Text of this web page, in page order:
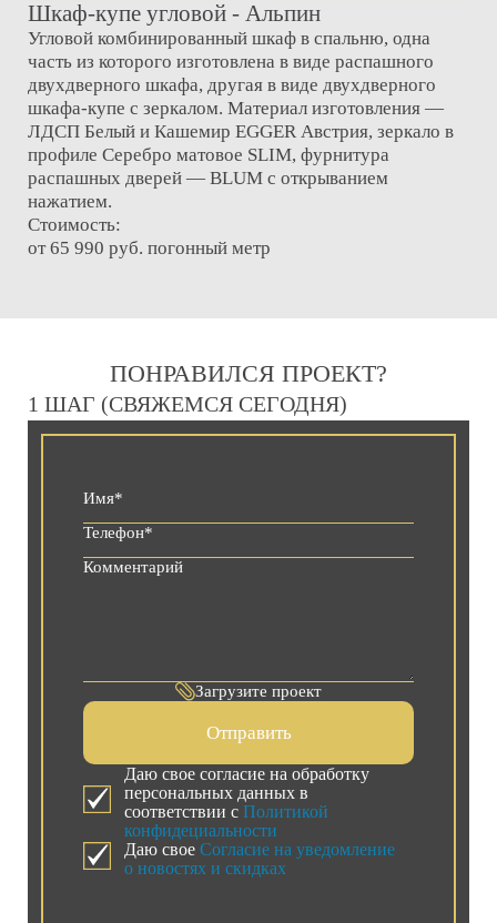
Шкаф-купе угловой - Альпин
Угловой комбинированный шкаф в спальню, одна
часть из которого изготовлена в виде распашного
двухдверного шкафа, другая в виде двухдверного
шкафа-купе с зеркалом. Материал изготовления —
ЛДСП Белый и Кашемир EGGER Австрия, зеркало в
профиле Серебро матовое SLIM, фурнитура
распашных дверей — BLUM с открыванием
нажатием.
Стоимость:
от 65 990 руб. погонный метр
ПОНРАВИЛСЯ ПРОЕКТ?
1 ШАГ (СВЯЖЕМСЯ СЕГОДНЯ)
Загрузите проект
Отправить
Даю свое согласие на обработку
персональных данных в
соответствии с Политикой
конфидециальности
Даю свое Согласие на уведомление
о новостях и скидках